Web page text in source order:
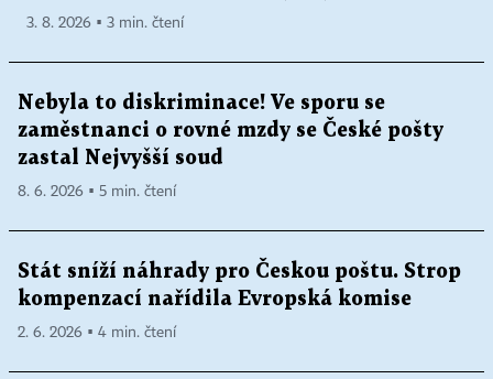
3. 8. 2026 ▪ 3 min. čtení
Nebyla to diskriminace! Ve sporu se
zaměstnanci o rovné mzdy se České pošty
zastal Nejvyšší soud
8. 6. 2026 ▪ 5 min. čtení
Stát sníží náhrady pro Českou poštu. Strop
kompenzací nařídila Evropská komise
2. 6. 2026 ▪ 4 min. čtení